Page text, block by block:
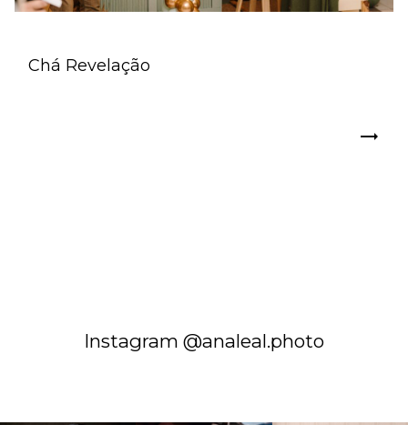
Chá Revelação
trending_flat
Instagram @analeal.photo